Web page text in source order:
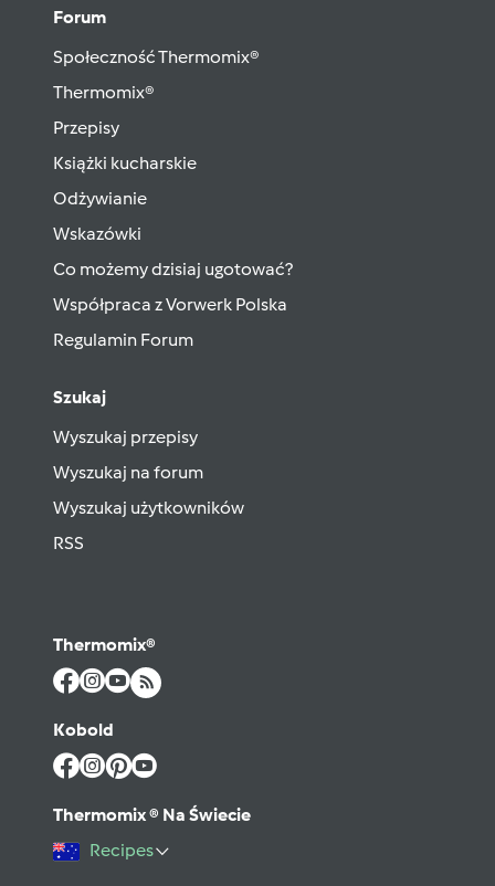
Forum
Społeczność Thermomix®
Thermomix®
Przepisy
Książki kucharskie
Odżywianie
Wskazówki
Co możemy dzisiaj ugotować?
Współpraca z Vorwerk Polska
Regulamin Forum
Szukaj
Wyszukaj przepisy
Wyszukaj na forum
Wyszukaj użytkowników
RSS
Thermomix®
Kobold
Thermomix ® Na Świecie
Recipes